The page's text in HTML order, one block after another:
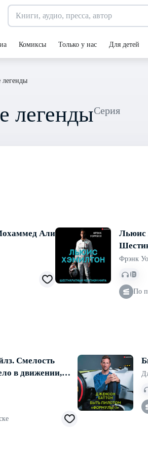
Комиксы Только у нас Для детей
легенды Серия
Али
Льюис
Фрэнк
По
Смелость
в движении,